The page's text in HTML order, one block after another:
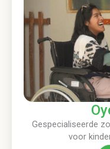
Gespecialiseerde
voor